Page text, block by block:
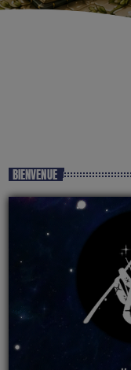
BIENVENUE